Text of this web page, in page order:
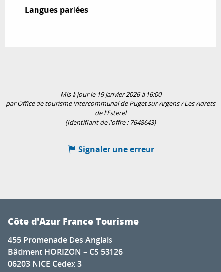
Langues parlées
Langues parlées
Mis à jour le 19 janvier 2026 à 16:00
par Office de tourisme Intercommunal de Puget sur Argens / Les Adrets
de l'Esterel
(Identifiant de l'offre : 7648643)
Signaler une erreur
Côte d'Azur France Tourisme
455 Promenade Des Anglais
Bâtiment HORIZON – CS 53126
06203 NICE Cedex 3